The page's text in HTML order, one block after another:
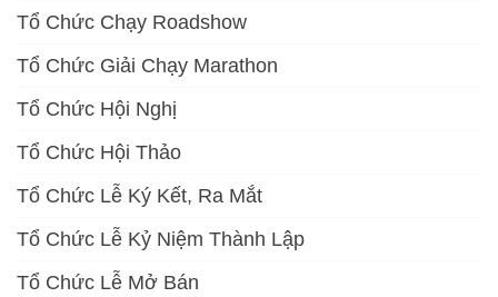
Tổ Chức Chạy Roadshow
Tổ Chức Giải Chạy Marathon
Tổ Chức Hội Nghị
Tổ Chức Hội Thảo
Tổ Chức Lễ Ký Kết, Ra Mắt
Tổ Chức Lễ Kỷ Niệm Thành Lập
Tổ Chức Lễ Mở Bán